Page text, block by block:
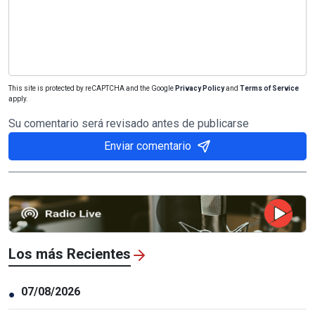
This site is protected by reCAPTCHA and the Google Privacy Policyand Terms of Service
apply.
Su comentario será revisado antes de publicarse
Enviar comentario
Los más Recientes
● 07/08/2026